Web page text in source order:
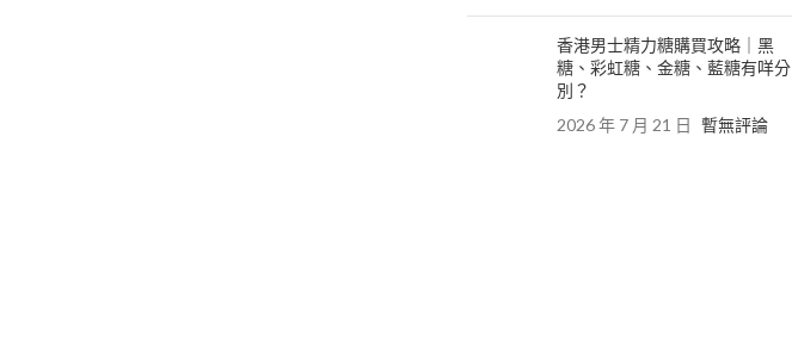
香港男士精力糖購買攻略｜黑
糖、彩虹糖、金糖、藍糖有咩分
別？
2026 年 7 月 21 日 暫無評論